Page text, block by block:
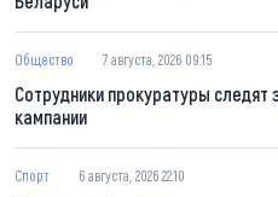
Общество 7 августа, 2026 09:15
Сотрудники прокуратуры следят
кампании
Спорт 6 августа, 2026 22:10